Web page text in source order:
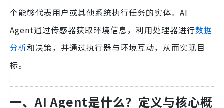
个能够代表用户或其他系统执行任务的实体。AI
Agent通过传感器获取环境信息，利用处理器进行数据
分析和决策，并通过执行器与环境互动，从而实现目
标。
一、AI Agent是什么？定义与核心概